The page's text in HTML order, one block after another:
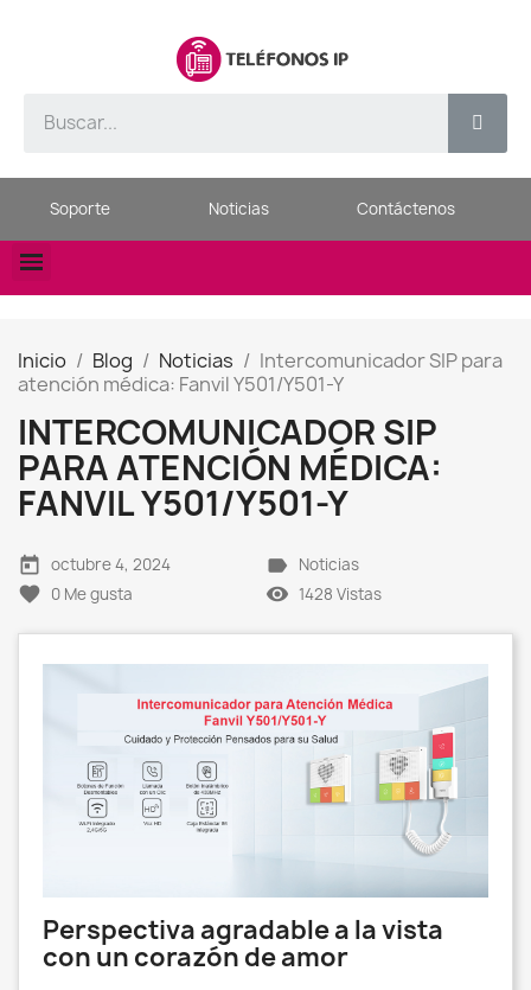
Soporte Noticias Contáctenos
Inicio Blog Noticias
Intercomunicador SIP para
atención médica: Fanvil Y501/Y501-Y
INTERCOMUNICADOR SIP
PARA ATENCIÓN MÉDICA:
FANVIL Y501/Y501-Y
today octubre 4, 2024 label Noticias
favorite 0 Me gusta remove_red_eye 1428 Vistas
Perspectiva agradable a la vista
con un corazón de amor